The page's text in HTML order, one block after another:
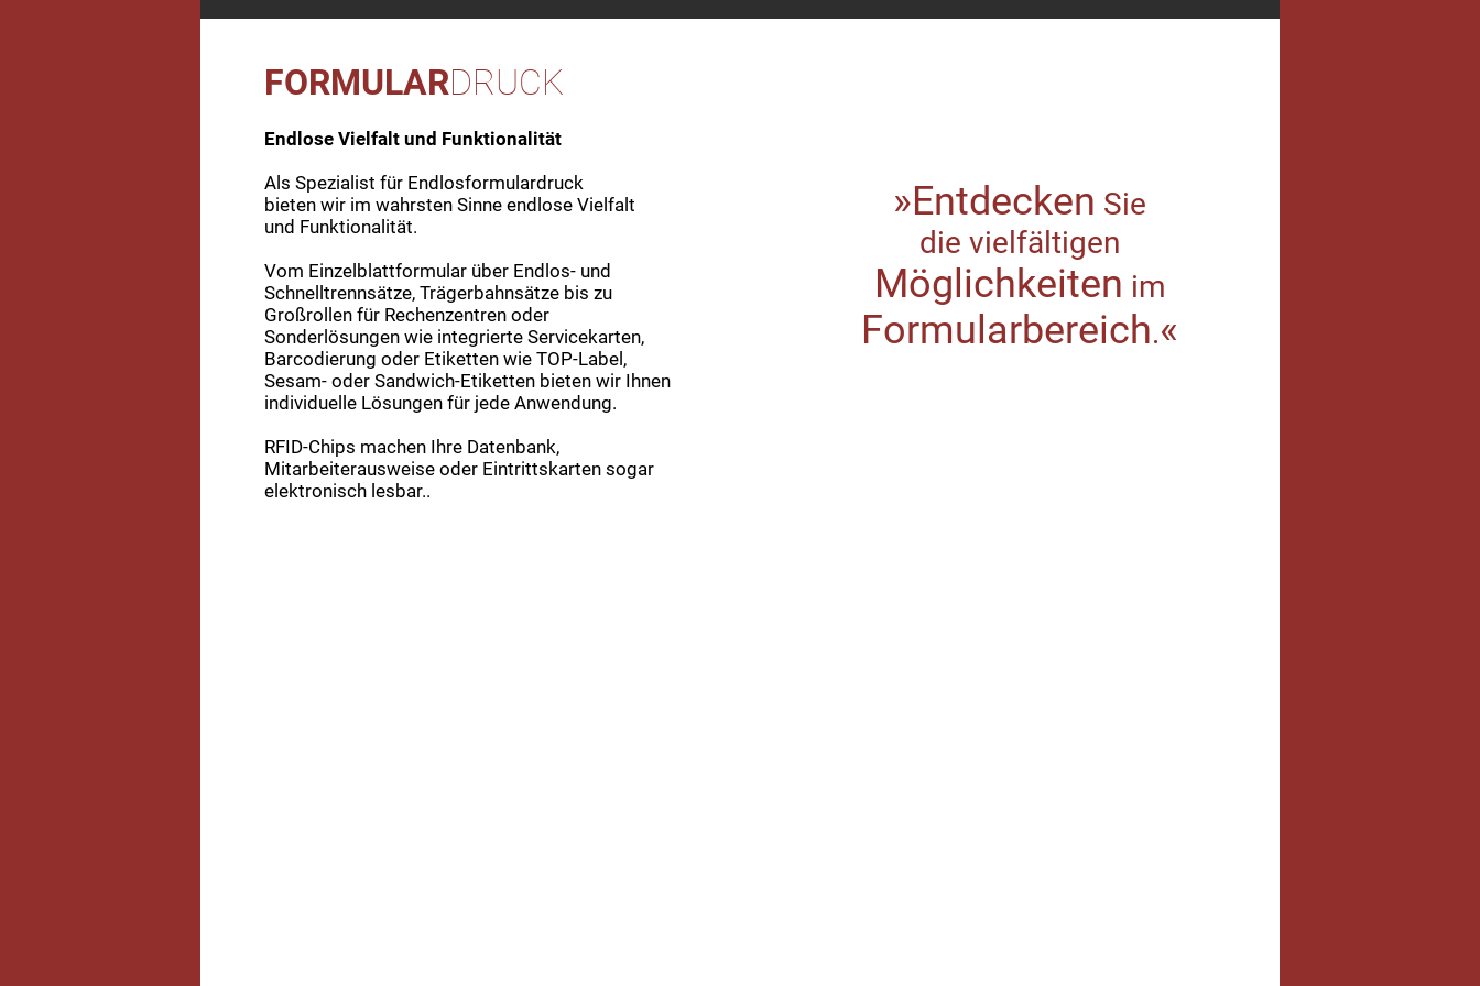
FORMULARDRUCK
Endlose Vielfalt und Funktionalität
Als Spezialist für Endlosformulardruck
bieten wir im wahrsten Sinne endlose Vielfalt
und Funktionalität.
Vom Einzelblattformular über Endlos- und
Schnelltrennsätze, Trägerbahnsätze bis zu
Großrollen für Rechenzentren oder
Sonderlösungen wie integrierte Servicekarten,
Barcodierung oder Etiketten wie TOP-Label,
Sesam- oder Sandwich-Etiketten bieten wir Ihnen
individuelle Lösungen für jede Anwendung.
RFID-Chips machen Ihre Datenbank,
Mitarbeiterausweise oder Eintrittskarten sogar
elektronisch lesbar..
»Entdecken Sie
die vielfältigen
Möglichkeiten im
Formularbereich.«